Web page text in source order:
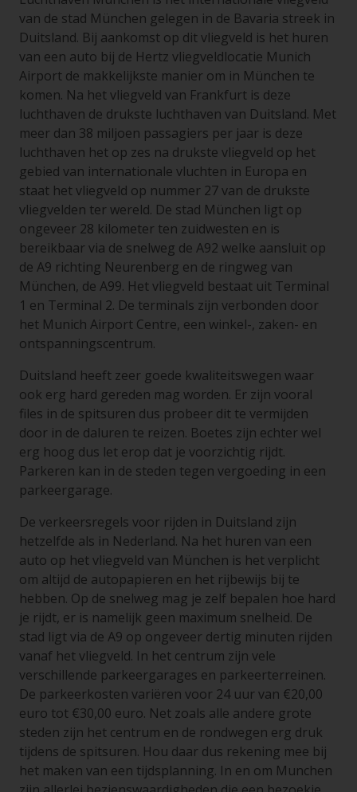
van de stad München gelegen in de Bavaria streek in
Duitsland. Bij aankomst op dit vliegveld is het huren
van een auto bij de Hertz vliegveldlocatie Munich
Airport de makkelijkste manier om in München te
komen. Na het vliegveld van Frankfurt is deze
luchthaven de drukste luchthaven van Duitsland. Met
meer dan 38 miljoen passagiers per jaar is deze
luchthaven het op zes na drukste vliegveld op het
gebied van internationale vluchten in Europa en
staat het vliegveld op nummer 27 van de drukste
vliegvelden ter wereld. De stad München ligt op
ongeveer 28 kilometer ten zuidwesten en is
bereikbaar via de snelweg de A92 welke aansluit op
de A9 richting Neurenberg en de ringweg van
München, de A99. Het vliegveld bestaat uit Terminal
1 en Terminal 2. De terminals zijn verbonden door
het Munich Airport Centre, een winkel-, zaken- en
ontspanningscentrum.
Duitsland heeft zeer goede kwaliteitswegen waar
ook erg hard gereden mag worden. Er zijn vooral
files in de spitsuren dus probeer dit te vermijden
door in de daluren te reizen. Boetes zijn echter wel
erg hoog dus let erop dat je voorzichtig rijdt.
Parkeren kan in de steden tegen vergoeding in een
parkeergarage.
De verkeersregels voor rijden in Duitsland zijn
hetzelfde als in Nederland. Na het huren van een
auto op het vliegveld van München is het verplicht
om altijd de autopapieren en het rijbewijs bij te
hebben. Op de snelweg mag je zelf bepalen hoe hard
je rijdt, er is namelijk geen maximum snelheid. De
stad ligt via de A9 op ongeveer dertig minuten rijden
vanaf het vliegveld. In het centrum zijn vele
verschillende parkeergarages en parkeerterreinen.
De parkeerkosten variëren voor 24 uur van €20,00
euro tot €30,00 euro. Net zoals alle andere grote
steden zijn het centrum en de rondwegen erg druk
tijdens de spitsuren. Hou daar dus rekening mee bij
het maken van een tijdsplanning. In en om Munchen